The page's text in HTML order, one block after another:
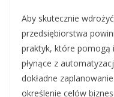
Aby skutecznie
przedsiębiorstwa
praktyk, które pomogą
płynące z
dokładne
określenie celów